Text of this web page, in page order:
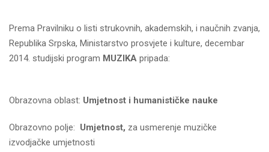
Prema Pravilniku o listi strukovnih, akademskih, i naučnih zvanja,
Republika Srpska, Ministarstvo prosvjete i kulture, decembar
2014. studijski program MUZIKA pripada:
Obrazovna oblast: Umjetnost i humanističke nauke
Obrazovno polje: Umjetnost, za usmerenje muzičke
izvodjačke umjetnosti